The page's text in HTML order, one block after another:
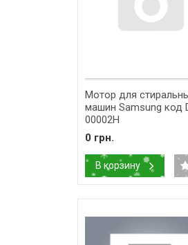
Мотор для
машин Samsung код
00002H
0 грн.
В корзину